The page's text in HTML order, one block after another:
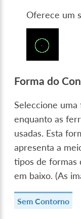
Oferece um
Forma do
Seleccione
enquanto as
usadas. Esta
apresenta a
tipos de formas
em baixo. (As
Sem Contorno